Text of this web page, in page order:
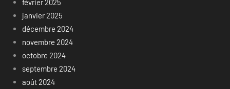
février 2025
janvier 2025
décembre 2024
novembre 2024
octobre 2024
septembre 2024
août 2024